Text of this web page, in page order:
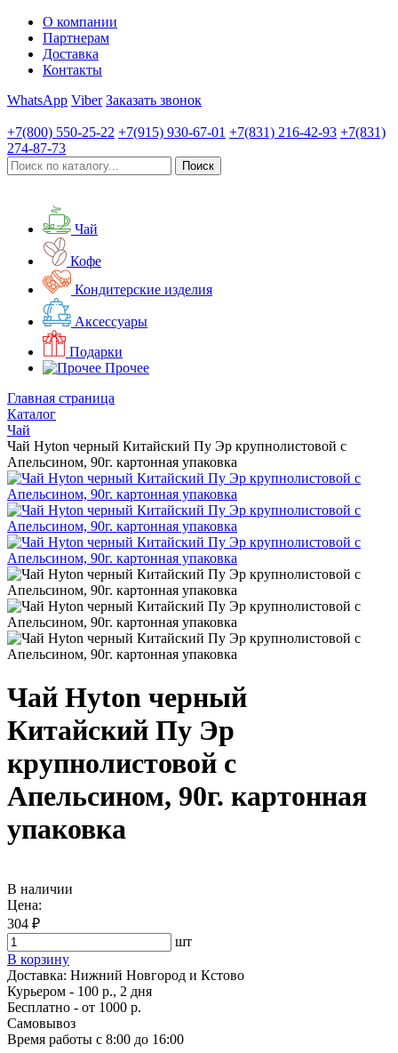
О компании
Партнерам
Доставка
Контакты
WhatsApp Viber Заказать звонок
+7(800) 550-25-22 +7(915) 930-67-01 +7(831) 216-42-93 +7(831)
274-87-73
Чай
Кофе
Кондитерские изделия
Аксессуары
Подарки
Прочее
Главная страница
Каталог
Чай
Чай Hyton черный Китайский Пу Эр крупнолистовой с
Апельсином, 90г. картонная упаковка
Чай Hyton черный
Китайский Пу Эр
крупнолистовой с
Апельсином, 90г. картонная
упаковка
В наличии
Цена:
304 ₽
шт
В корзину
Доставка: Нижний Новгород и Кстово
Курьером - 100 р., 2 дня
Бесплатно - от 1000 р.
Самовывоз
Время работы с 8:00 до 16:00